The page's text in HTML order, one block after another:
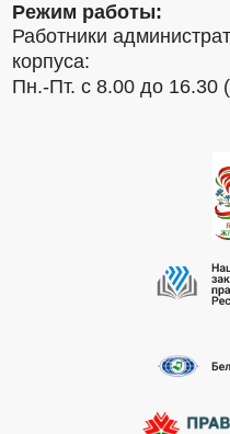
Режим работы:
Работники
корпуса:
Пн.-Пт. с 8.00 до 16.30